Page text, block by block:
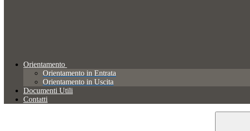
Orientamento
Orientamento in Entrata
Orientamento in Uscita
Documenti Utili
Contatti